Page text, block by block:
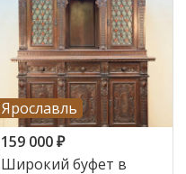
Ярославль
159 000₽
Широкий буфет в